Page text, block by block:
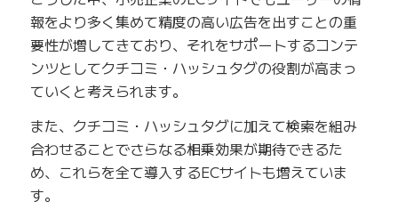
報をより多く集めて精度の高い広告を出すことの重
要性が増してきており、それをサポートするコンテ
ンツとしてクチコミ・ハッシュタグの役割が高まっ
ていくと考えられます。
また、クチコミ・ハッシュタグに加えて検索を組み
合わせることでさらなる相乗効果が期待できるた
め、これらを全て導入するECサイトも増えていま
す。